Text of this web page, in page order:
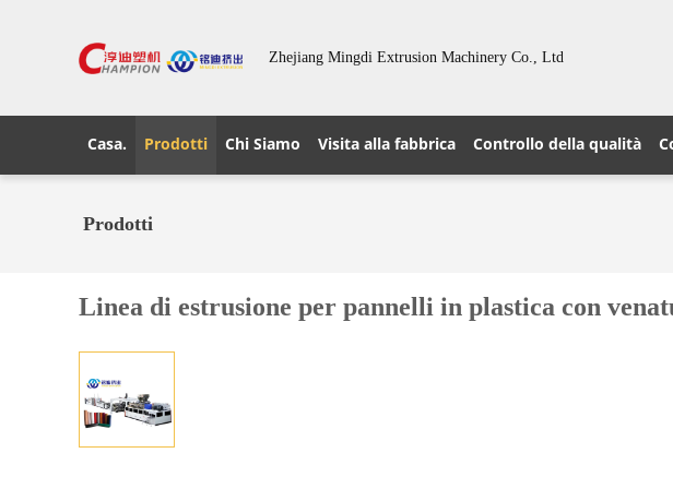
Zhejiang Mingdi Extrusion Machinery Co., Ltd
Casa. Prodotti Chi Siamo Visita alla fabbrica Controllo della qualità
Prodotti
Linea di estrusione per pannelli in plastica con